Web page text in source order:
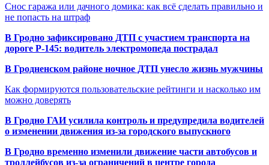
Снос гаража или дачного домика: как всё сделать правильно и
не попасть на штраф
В Гродно зафиксировано ДТП с участием транспорта на
дороге Р-145: водитель электромопеда пострадал
В Гродненском районе ночное ДТП унесло жизнь мужчины
Как формируются пользовательские рейтинги и насколько им
можно доверять
В Гродно ГАИ усилила контроль и предупредила водителей
о изменении движения из-за городского выпускного
В Гродно временно изменили движение части автобусов и
троллейбусов из-за ограничений в центре города